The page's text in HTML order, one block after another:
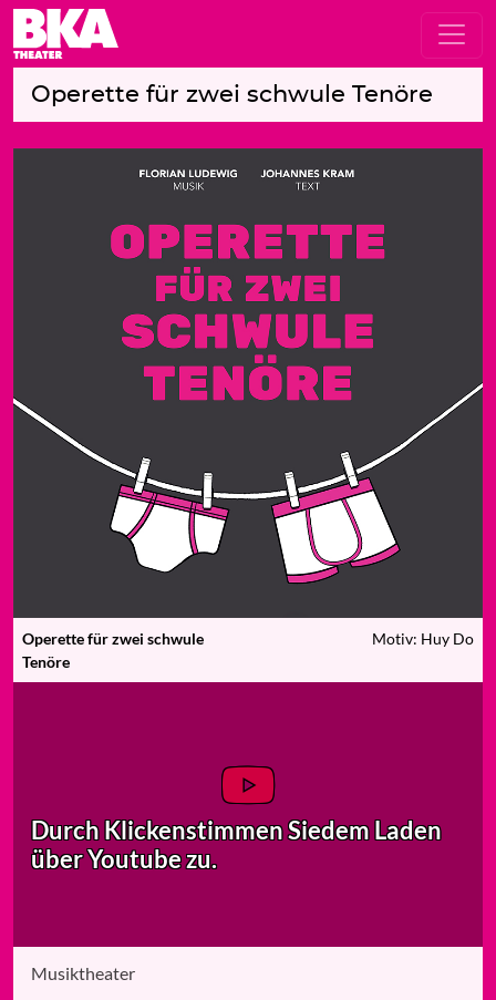
Operette für zwei schwule Tenöre
Operette für zwei schwule
Tenöre
Motiv: Huy Do
Durch Klickenstimmen Siedem Laden
über Youtube zu.
Musiktheater